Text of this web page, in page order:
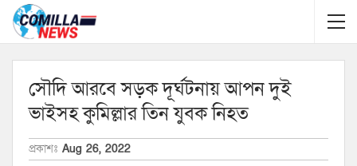
সৌদি আরবে সড়ক দূর্ঘটনায় আপন দুই
ভাইসহ কুমিল্লার তিন যুবক নিহত
প্রকাশঃ Aug 26, 2022